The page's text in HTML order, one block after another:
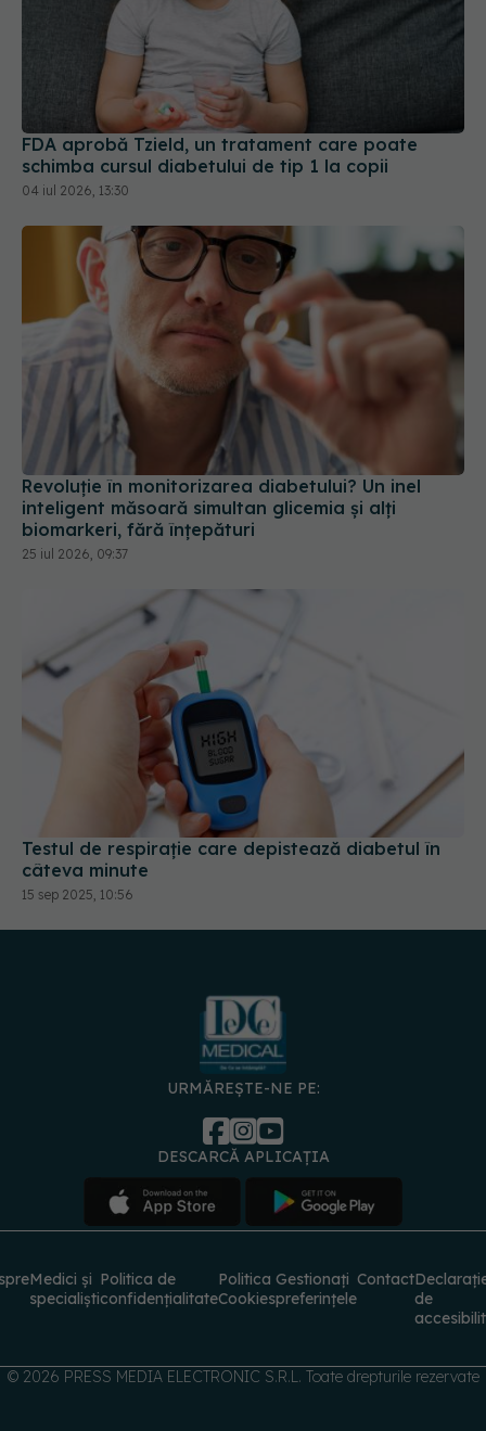
FDA aprobă Tzield, un tratament care poate
schimba cursul diabetului de tip 1 la copii
04 iul 2026, 13:30
Revoluție în monitorizarea diabetului? Un inel
inteligent măsoară simultan glicemia și alți
biomarkeri, fără înțepături
25 iul 2026, 09:37
Testul de respirație care depistează diabetul în
câteva minute
15 sep 2025, 10:56
URMĂREȘTE-NE PE:
DESCARCĂ APLICAȚIA
Medici și
specialiști
Politica de
confidențialitate
Politica
Cookies
Gestionați
preferințele
Contact
de
© 2026 PRESS MEDIA ELECTRONIC S.R.L. Toate drepturile rezervate